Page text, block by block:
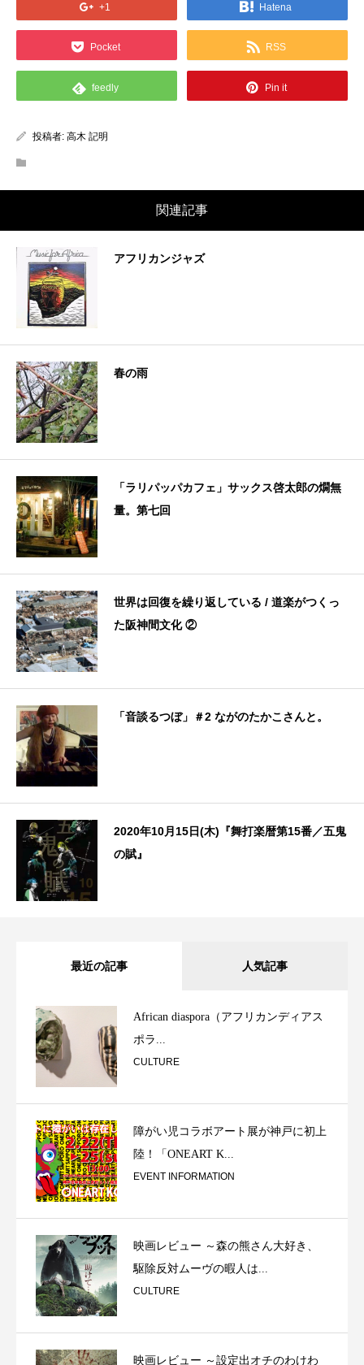
+1 Hatena
Pocket RSS
feedly Pin it
投稿者: 高木 記明
関連記事
アフリカンジャズ
春の雨
「ラリパッパカフェ」サックス啓太郎の燗無
量。第七回
世界は回復を繰り返している / 道楽がつくっ
た阪神間文化 ②
「音談るつぼ」＃2 ながのたかこさんと。
2020年10月15日(木)『舞打楽暦第15番／五鬼
の賦』
最近の記事 人気記事
African diaspora（アフリカンディアス
ポラ...
CULTURE
障がい児コラボアート展が神戸に初上
陸！「ONEART K...
EVENT INFORMATION
映画レビュー ～森の熊さん大好き、
駆除反対ムーヴの暇人は...
CULTURE
映画レビュー ～設定出オチのわけわ